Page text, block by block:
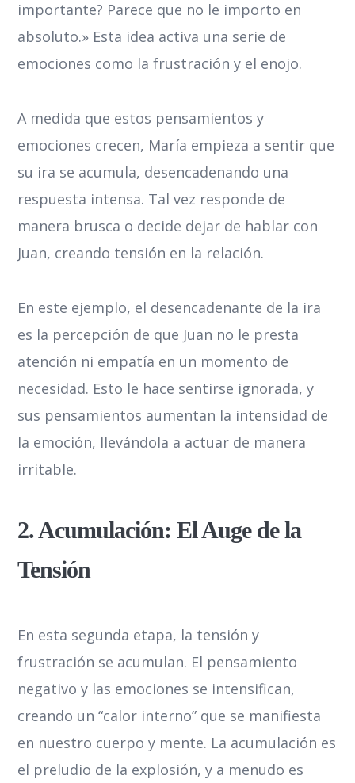
importante? Parece que no le importo en
absoluto.» Esta idea activa una serie de
emociones como la frustración y el enojo.
A medida que estos pensamientos y
emociones crecen, María empieza a sentir que
su ira se acumula, desencadenando una
respuesta intensa. Tal vez responde de
manera brusca o decide dejar de hablar con
Juan, creando tensión en la relación.
En este ejemplo, el desencadenante de la ira
es la percepción de que Juan no le presta
atención ni empatía en un momento de
necesidad. Esto le hace sentirse ignorada, y
sus pensamientos aumentan la intensidad de
la emoción, llevándola a actuar de manera
irritable.
2. Acumulación: El Auge de la
Tensión
En esta segunda etapa, la tensión y
frustración se acumulan. El pensamiento
negativo y las emociones se intensifican,
creando un “calor interno” que se manifiesta
en nuestro cuerpo y mente. La acumulación es
el preludio de la explosión, y a menudo es